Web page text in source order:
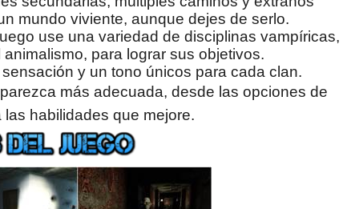
mundo viviente, aunque dejes de serlo.
use una variedad de disciplinas vampíricas,
para lograr sus objetivos.
y un tono únicos para cada clan.
más adecuada, desde las opciones de
habilidades que mejore.